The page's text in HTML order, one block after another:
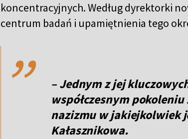
koncentracyjnych. Według dyrektorki
centrum badań i upamiętnienia tego
,,
– Jednym z jej
współczesnym
nazizmu w jakiejkolwiek
Kałasznikowa.